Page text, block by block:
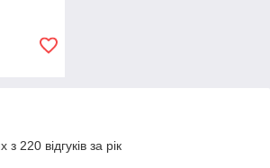
220 відгуків за рік